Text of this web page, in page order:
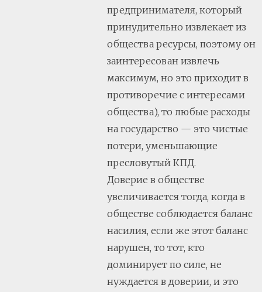
предпринимателя, который
принудительно извлекает из
общества ресурсы, поэтому он
заинтересован извлечь
максимум, но это приходит в
противоречие с интересами
общества), то любые расходы
на государство — это чистые
потери, уменьшающие
пресловутый КПД.
Доверие в обществе
увеличивается тогда, когда в
обществе соблюдается баланс
насилия, если же этот баланс
нарушен, то тот, кто
доминирует по силе, не
нуждается в доверии, и это